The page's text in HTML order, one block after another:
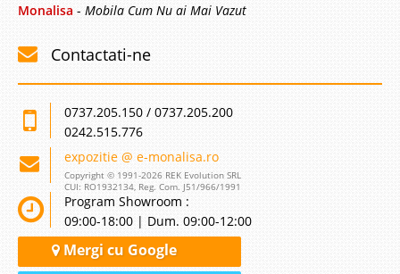
-9%
Canapea Extensibila Roma
Canapele Extensibile cu 3 Locuri | Roma - EMO Pretul mic si stabilitatea in
timp fac din canapelele Euromobila una din cele mai potrivite alegeri.
Structura din lemn masiv de fag prezenta atat pe constructia sezutului cat
si pe cea a spatarului asigura o fiabilitate..
Monalisa - Mobila Cum Nu ai Mai Vazut
Contactati-ne
0737.205.150 / 0737.205.200
0242.515.776
expozitie @ e-monalisa.ro
Copyright © 1991-2026 REK Evolution SRL
CUI: RO1932134, Reg. Com. J51/966/1991
Program Showroom :
09:00-18:00 | Dum. 09:00-12:00
Mergi cu Google